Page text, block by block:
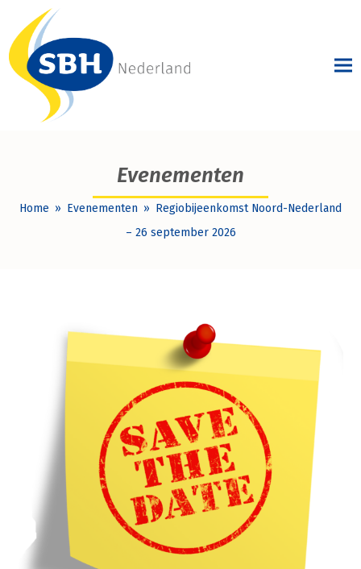
Evenementen
Home » Evenementen » Regiobijeenkomst Noord-Nederland
– 26 september 2026